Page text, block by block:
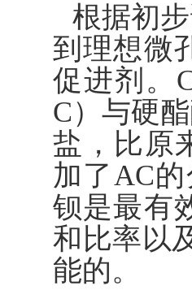
根据初
到理想微
促进剂。
C）与硬
盐，比原
加了AC
钡是最有
和比率以
能的。